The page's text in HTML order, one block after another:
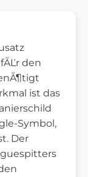
den
ist das
Symbol,
Der